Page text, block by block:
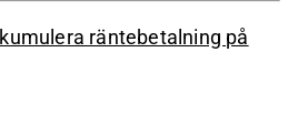
räntebetalning på